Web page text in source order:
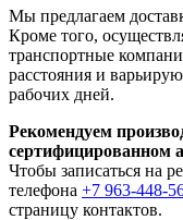
Мы предлагаем
Кроме того,
транспортные
расстояния и
рабочих дней.
Рекомендуем
сертифицированном
Чтобы записаться на
телефона +7 963-448-
страницу контактов.